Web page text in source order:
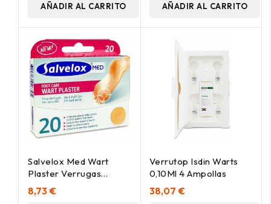
AÑADIR AL CARRITO AÑADIR AL CARRITO
Salvelox Med Wart
Plaster Verrugas
Apósito Adhesivo
20Uds
8,73 €
Verrutop Isdin Warts
0,10Ml 4 Ampollas
38,07 €